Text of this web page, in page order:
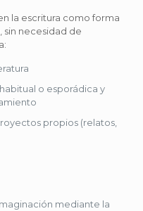
la escritura como forma
sin necesidad de
o esporádica y
propios (relatos,
mediante la